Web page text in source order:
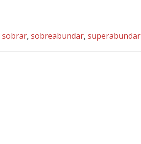
sobrar, sobreabundar, superabundar